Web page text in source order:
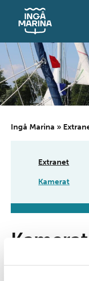
sisältöön
Ingå Marina »
Extranet
Kamerat
Kamerat